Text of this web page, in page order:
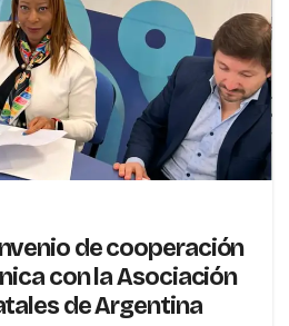
de cooperación
con la Asociación
de Argentina